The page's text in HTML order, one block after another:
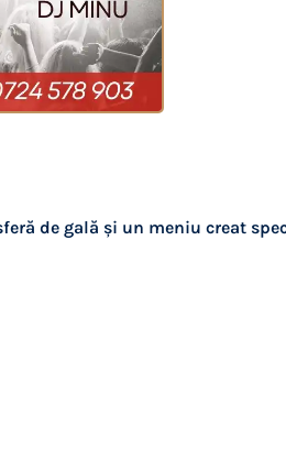
de gală și un meniu creat